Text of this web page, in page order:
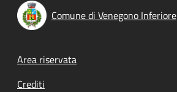
Comune di Venegono Inferiore
Footer menu
Area riservata
Crediti